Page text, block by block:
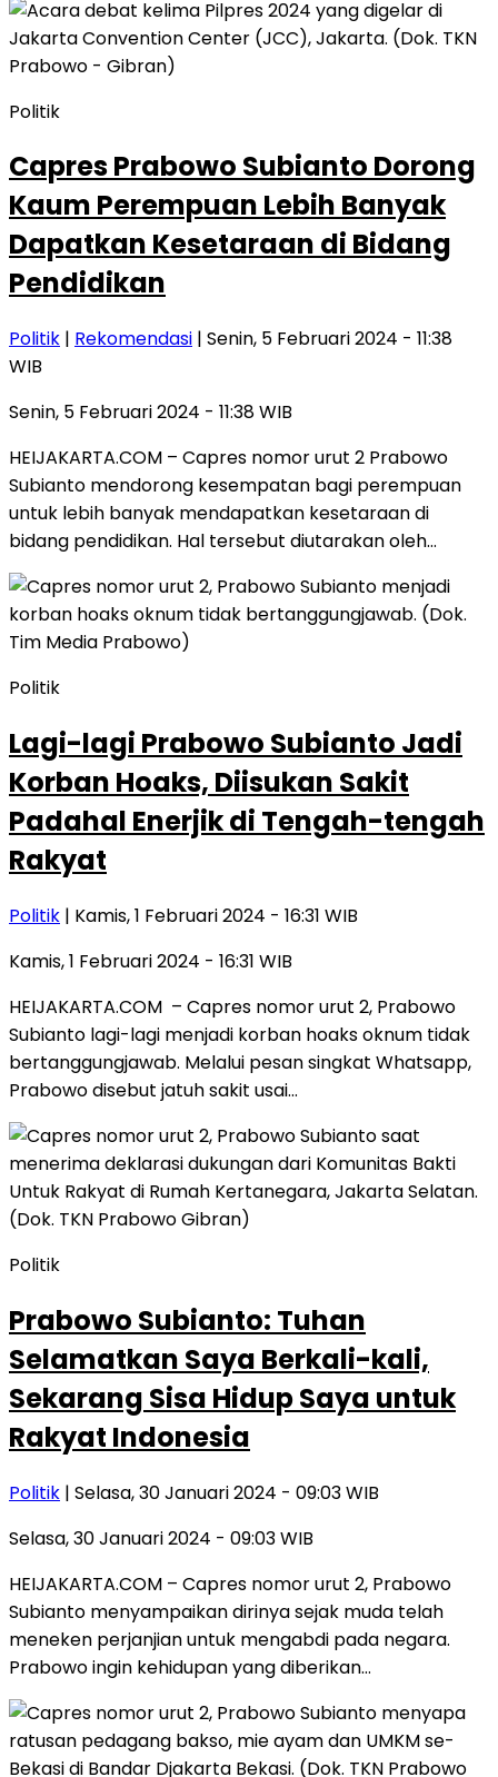
Politik
Capres Prabowo Subianto Dorong
Kaum Perempuan Lebih Banyak
Dapatkan Kesetaraan di Bidang
Pendidikan
Politik | Rekomendasi | Senin, 5 Februari 2024 - 11:38
WIB
Senin, 5 Februari 2024 - 11:38 WIB
HEIJAKARTA.COM – Capres nomor urut 2 Prabowo
Subianto mendorong kesempatan bagi perempuan
untuk lebih banyak mendapatkan kesetaraan di
bidang pendidikan. Hal tersebut diutarakan oleh…
Politik
Lagi-lagi Prabowo Subianto Jadi
Korban Hoaks, Diisukan Sakit
Padahal Enerjik di Tengah-tengah
Rakyat
Politik | Kamis, 1 Februari 2024 - 16:31 WIB
Kamis, 1 Februari 2024 - 16:31 WIB
HEIJAKARTA.COM – Capres nomor urut 2, Prabowo
Subianto lagi-lagi menjadi korban hoaks oknum tidak
bertanggungjawab. Melalui pesan singkat Whatsapp,
Prabowo disebut jatuh sakit usai…
Politik
Prabowo Subianto: Tuhan
Selamatkan Saya Berkali-kali,
Sekarang Sisa Hidup Saya untuk
Rakyat Indonesia
Politik | Selasa, 30 Januari 2024 - 09:03 WIB
Selasa, 30 Januari 2024 - 09:03 WIB
HEIJAKARTA.COM – Capres nomor urut 2, Prabowo
Subianto menyampaikan dirinya sejak muda telah
meneken perjanjian untuk mengabdi pada negara.
Prabowo ingin kehidupan yang diberikan…